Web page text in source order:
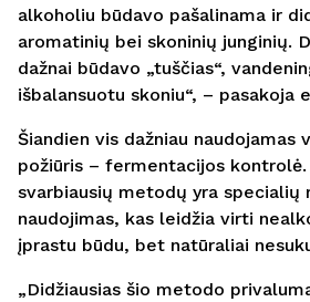
alkoholiu būdavo pašalinama ir
aromatinių bei skoninių junginių.
dažnai būdavo „tuščias“,
išbalansuotu skoniu“, – pasakoja
Šiandien vis dažniau naudojamas
požiūris – fermentacijos kontrolė.
svarbiausių metodų yra specialių
naudojimas, kas leidžia virti
įprastu būdu, bet natūraliai
„Didžiausias šio metodo